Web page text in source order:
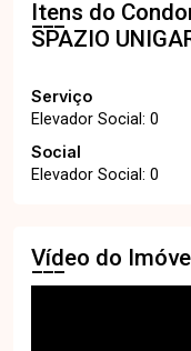
Itens do
SPAZIO
Serviço
Elevador Social: 0
Social
Elevador Social: 0
Vídeo do